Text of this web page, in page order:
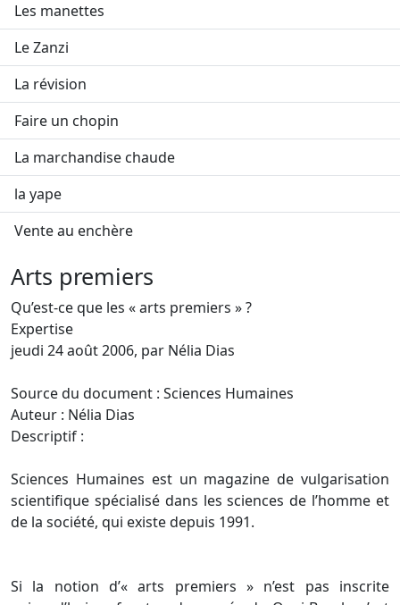
Les manettes
Le Zanzi
La révision
Faire un chopin
La marchandise chaude
la yape
Vente au enchère
Arts premiers
Qu’est-ce que les « arts premiers » ?
Expertise
jeudi 24 août 2006, par Nélia Dias
Source du document : Sciences Humaines
Auteur : Nélia Dias
Descriptif :
Sciences Humaines est un magazine de vulgarisation
scientifique spécialisé dans les sciences de l’homme et
de la société, qui existe depuis 1991.
Si la notion d’« arts premiers » n’est pas inscrite